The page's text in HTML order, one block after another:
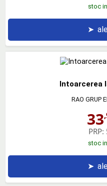
stoc
➤
Intoarcerea
RAO GRUP
33
PRP:
stoc
➤